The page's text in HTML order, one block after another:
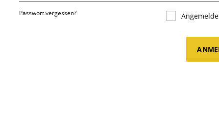
Passwort vergessen?